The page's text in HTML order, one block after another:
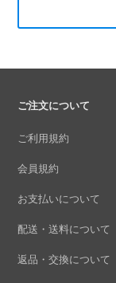
ご注文について
ご利用規約
会員規約
お支払いについて
配送・送料について
返品・交換について